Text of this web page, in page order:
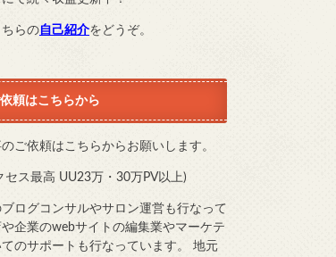
らの自己紹介をどうぞ。
頼はこちらから
ご依頼はこちらからお願いします。
セス最高 UU23万・30万PV以上)
ログコンサルやサロン運営も行なって
企業のwebサイトの編集業やマーケテ
てのサポートも行なっています。 地元